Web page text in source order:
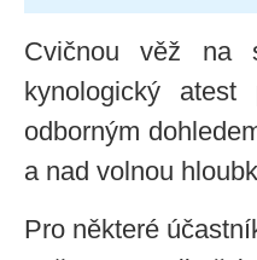
Cvičnou věž na
kynologický
odborným
a nad volnou
Pro některé